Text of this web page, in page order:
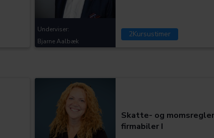
2Kursustimer
Underviser:
Bjarne Aalbæk
Skatte- og
firmabiler I